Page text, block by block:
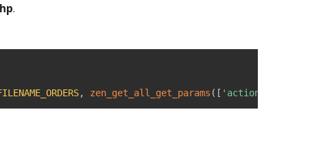
.
, zen_get_all_get_params ( [ 'action'